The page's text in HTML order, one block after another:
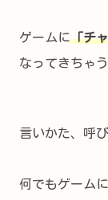
ゲームに「チ
なってきちゃ
言いかた、呼
何でもゲーム